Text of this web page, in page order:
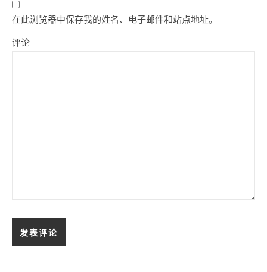
在此浏览器中保存我的姓名、电子邮件和站点地址。
评论